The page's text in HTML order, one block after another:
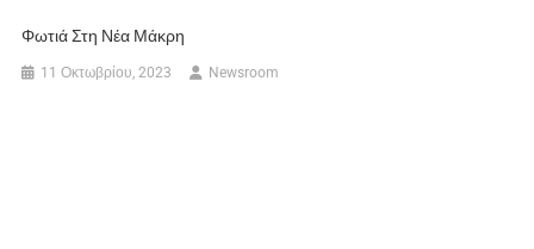
Φωτιά Στη Νέα Μάκρη
11 Οκτωβρίου, 2023 Newsroom